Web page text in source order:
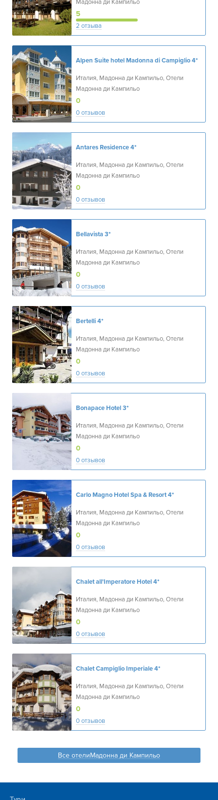
Мадонна ди Кампильо
5
2 отзыва
Alpen Suite hotel Madonna di Campiglio4*
Италия, Мадонна ди Кампильо, Отели
Мадонна ди Кампильо
0
0 отзывов
Antares Residence4*
Италия, Мадонна ди Кампильо, Отели
Мадонна ди Кампильо
0
0 отзывов
Bellavista3*
Италия, Мадонна ди Кампильо, Отели
Мадонна ди Кампильо
0
0 отзывов
Bertelli4*
Италия, Мадонна ди Кампильо, Отели
Мадонна ди Кампильо
0
0 отзывов
Bonapace Hotel3*
Италия, Мадонна ди Кампильо, Отели
Мадонна ди Кампильо
0
0 отзывов
Carlo Magno Hotel Spa & Resort4*
Италия, Мадонна ди Кампильо, Отели
Мадонна ди Кампильо
0
0 отзывов
Chalet all'Imperatore Hotel4*
Италия, Мадонна ди Кампильо, Отели
Мадонна ди Кампильо
0
0 отзывов
Chalet Campiglio Imperiale4*
Италия, Мадонна ди Кампильо, Отели
Мадонна ди Кампильо
0
0 отзывов
Все отелиМадонна ди Кампильо